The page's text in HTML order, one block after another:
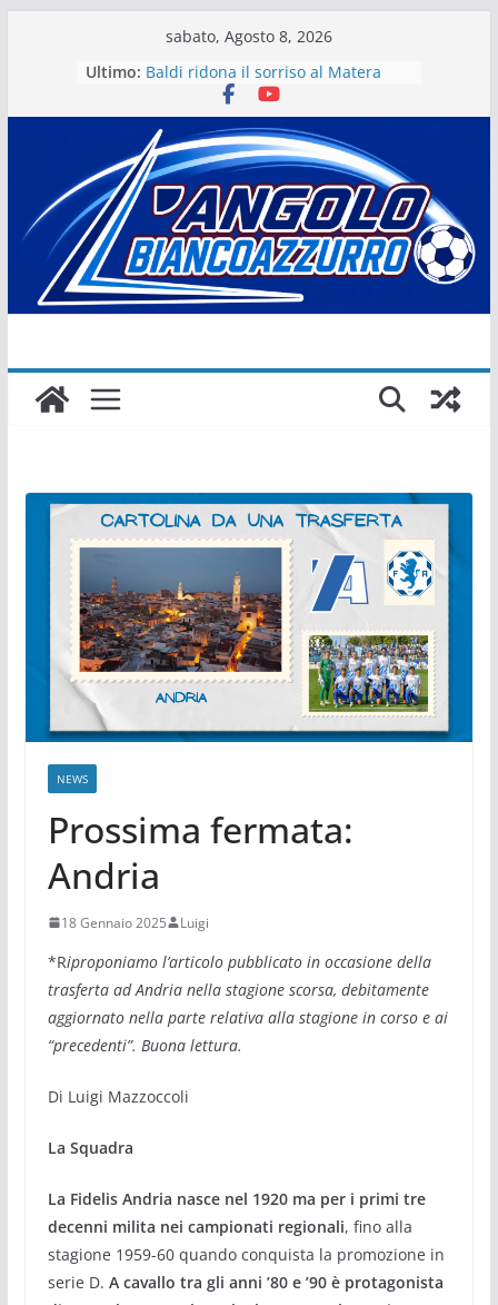
sabato, Agosto 8, 2026
Ultimo: Baldi ridona il sorriso al Matera
La stagione del Matera 1933 al via
tra i fuochi d’artificio
Il Matera 1933 al lavoro per un
grande futuro. Video intervista col
presidente Michele Motta
Il Bue rinasce. E Matera sogna
Matera – Palmese “nulla” di fatto
NEWS
Prossima fermata:
Andria
18 Gennaio 2025 Luigi
*Riproponiamo l’articolo pubblicato in occasione della
trasferta ad Andria nella stagione scorsa, debitamente
aggiornato nella parte relativa alla stagione in corso e ai
“precedenti”. Buona lettura.
Di Luigi Mazzoccoli
La Squadra
La Fidelis Andria nasce nel 1920 ma per i primi tre
decenni milita nei campionati regionali, fino alla
stagione 1959-60 quando conquista la promozione in
serie D. A cavallo tra gli anni ’80 e ’90 è protagonista